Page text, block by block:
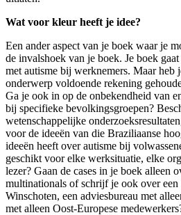
Wat voor kleur heeft je idee?
Een ander aspect van je boek waar je
de invalshoek van je boek. Je boek
met autisme bij werknemers. Maar
onderwerp voldoende rekening
Ga je ook in op de onbekendheid van
bij specifieke bevolkingsgroepen?
wetenschappelijke
voor de ideeën van die Braziliaanse
ideeën heeft over autisme bij
geschikt voor elke werksituatie, elke
lezer? Gaan de cases in je boek alleen
multinationals of schrijf je ook over
Winschoten, een adviesbureau met
met alleen Oost-Europese